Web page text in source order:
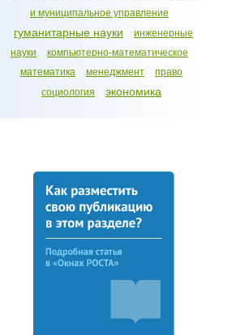
и муниципальное управление
гуманитарные науки
инженерные
науки
компьютерно-математическое
математика
менеджмент
право
социология
экономика